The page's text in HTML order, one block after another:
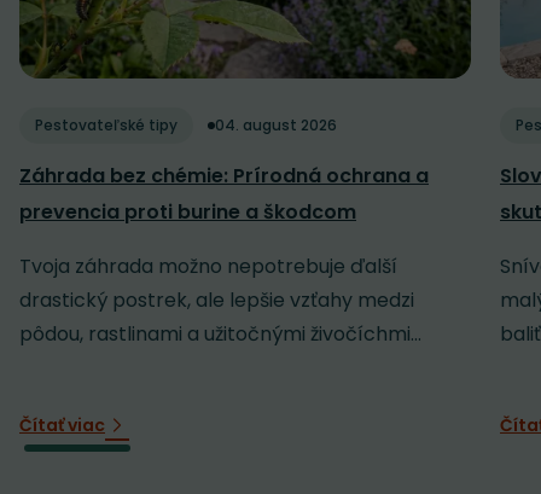
Pestovateľské tipy 04. august 2026
Záhrada bez chémie: Prírodná ochrana a
prevencia proti burine a škodcom
Tvoja záhrada možno nepotrebuje ďalší
drastický postrek, ale lepšie vzťahy medzi
pôdou, rastlinami a užitočnými živočíchmi...
Čítať viac